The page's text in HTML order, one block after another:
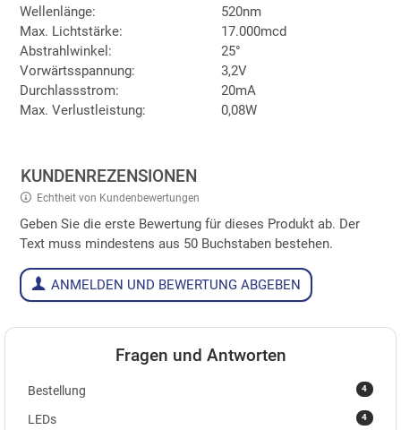
Wellenlänge:
520nm
Max. Lichtstärke:
17.000mcd
Abstrahlwinkel:
25°
Vorwärtsspannung:
3,2V
Durchlassstrom:
20mA
Max. Verlustleistung:
0,08W
KUNDENREZENSIONEN
Echtheit von Kundenbewertungen
Geben Sie die erste Bewertung für dieses Produkt ab. Der
Text muss mindestens aus 50 Buchstaben bestehen.
ANMELDEN UND BEWERTUNG ABGEBEN
Fragen und Antworten
4
Bestellung
4
LEDs